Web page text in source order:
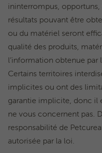
ininterrompus, opportuns,
résultats pouvant être
ou du matériel seront
qualité des produits,
l’information obtenue par
Certains territoires
implicites ou ont des
garantie implicite, donc il
ne vous concernent pas.
responsabilité de
autorisée par la loi.